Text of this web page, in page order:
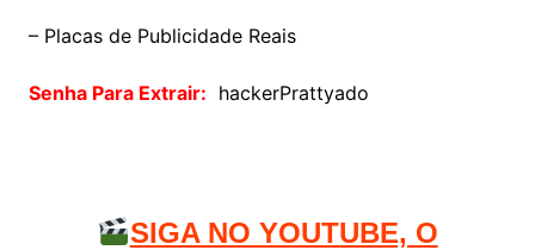
– Placas de Publicidade Reais
Senha Para Extrair: hackerPrattyado
SIGA NO YOUTUBE, O